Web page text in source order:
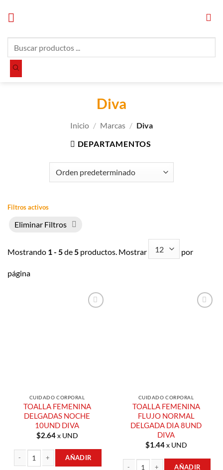
productos
Diva
Inicio / Marcas / Diva
DEPARTAMENTOS
Filtros activos
Eliminar Filtros
Mostrando 1 - 5de5 productos. Mostrar por
página
CUIDADO CORPORAL
TOALLA FEMENINA
DELGADAS NOCHE
10UND DIVA
$2.64x UND
AÑADIR
CUIDADO CORPORAL
TOALLA FEMENINA
FLUJO NORMAL
DELGADA DIA 8UND
DIVA
$1.44x UND
AÑADIR